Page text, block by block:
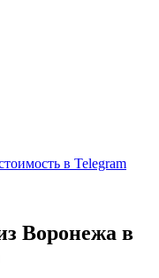
в Telegram
Воронежа в